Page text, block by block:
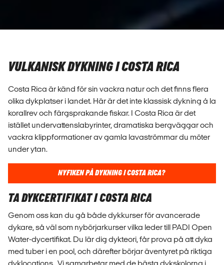
VULKANISK DYKNING I COSTA RICA
Costa Rica är känd för sin vackra natur och det finns flera
olika dykplatser i landet. Här är det inte klassisk dykning á la
korallrev och färgsprakande fiskar. I Costa Rica är det
istället undervattenslabyrinter, dramatiska bergväggar och
vackra klippformationer av gamla lavaströmmar du möter
under ytan.
NYFIKEN PÅ DYKNING I COSTA RICA?
TA DYKCERTIFIKAT I COSTA RICA
Genom oss kan du gå både dykkurser för avancerade
dykare, så väl som nybörjarkurser vilka leder till PADI Open
Water-dycertifikat. Du lär dig dykteori, får prova på att dyka
med tuber i en pool, och därefter börjar äventyret på riktiga
dyklocations. Vi samarbetar med de bästa dykskolorna i